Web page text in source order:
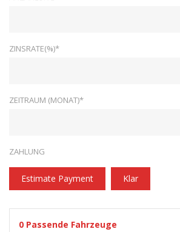
ZINSRATE(%)*
ZEITRAUM (MONAT)*
ZAHLUNG
Estimate Payment Klar
0 Passende Fahrzeuge